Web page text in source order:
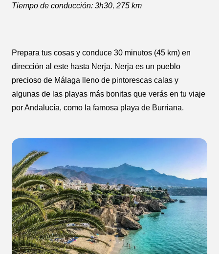
Tiempo de conducción: 3h30, 275 km
Prepara tus cosas y conduce 30 minutos (45 km) en
dirección al este hasta Nerja. Nerja es un pueblo
precioso de Málaga lleno de pintorescas calas y
algunas de las playas más bonitas que verás en tu viaje
por Andalucía, como la famosa playa de Burriana.